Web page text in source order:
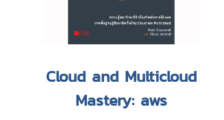
Cloud and Multicloud
Mastery: aws